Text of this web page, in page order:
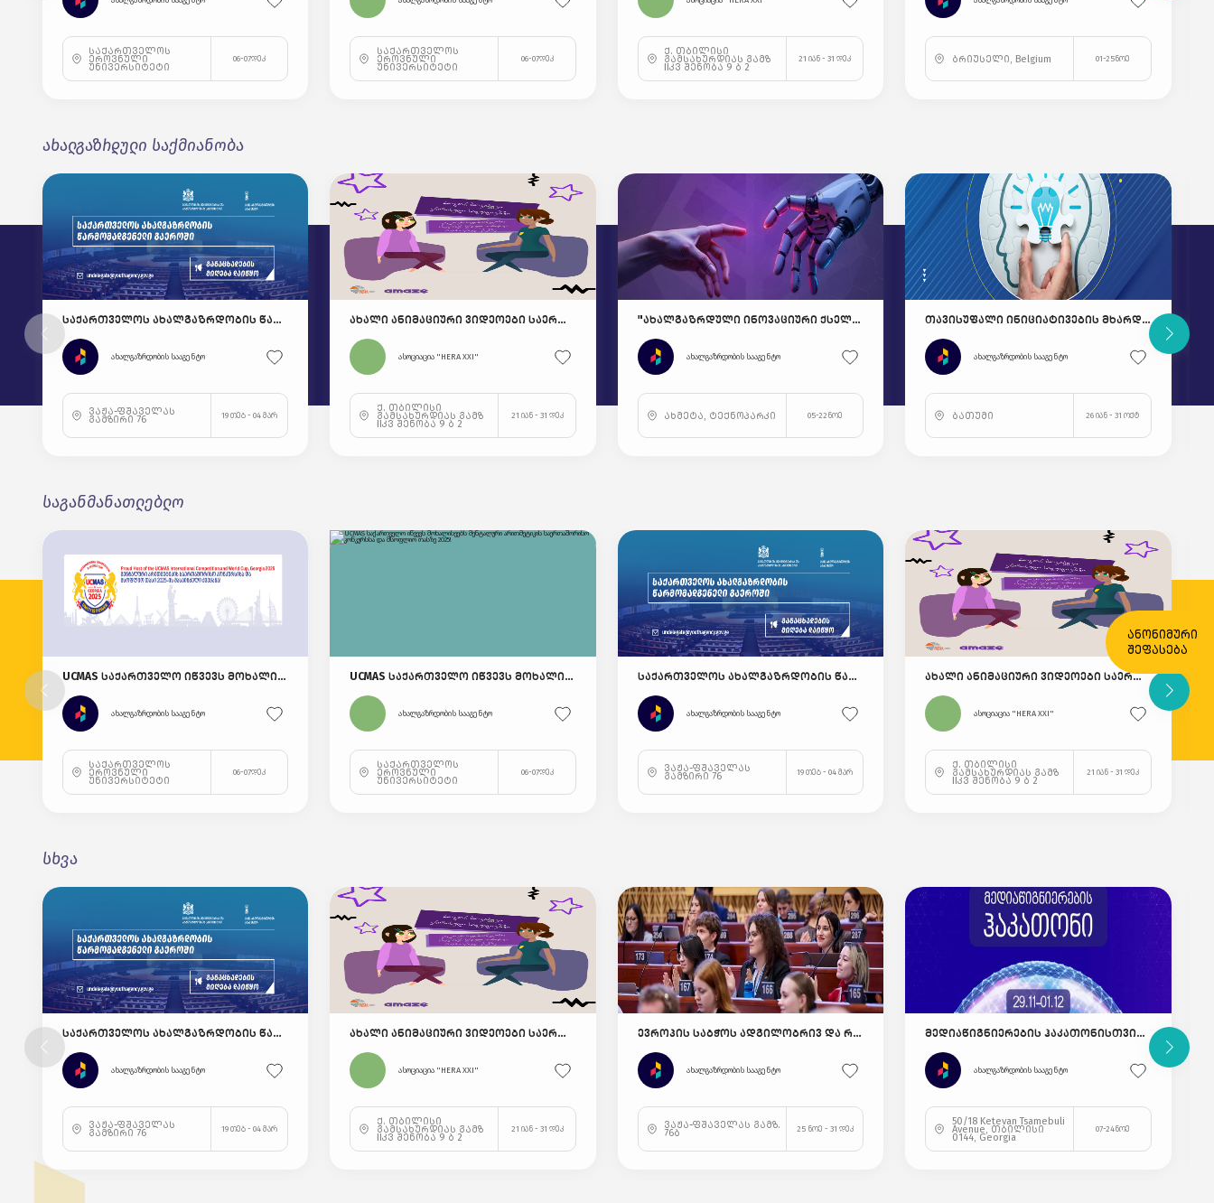
ანონიმური
შეფასება
საქართველოს
ეროვნული
უნივერსიტეტი
06-07დეკ
საქართველოს
ეროვნული
უნივერსიტეტი
06-07დეკ
ქ. თბილისი
გამსახურდიას გამზ
IIკვ შენობა 9 ბ 2
21 იან - 31 დეკ ბრიუსელი, Belgium 01-25ნოე
ახალგაზრდული საქმიანობა
საქართველოს ახალგაზრდობის წარმომადგენელი გაეროში
ახალგაზრდობის სააგენტო
ვაჟა-ფშაველას
გამზირი 76 19 თებ - 04 მარ
ახალი ანიმაციური ვიდეოები საერთაშორისო ჯილდოს ფარგლებში! 🎥🏆
ასოციაცია "HERA XXI"
ქ. თბილისი
გამსახურდიას გამზ
IIკვ შენობა 9 ბ 2
21 იან - 31 დეკ
"ახალგაზრდული ინოვაციური ქსელი" - მონაწილეთა შერჩევას იწყებს
ახალგაზრდობის სააგენტო
ახმეტა, ტექნოპარკი 05-22ნოე
თავისუფალი ინიციატივების მხარდაჭერა 2024!
ახალგაზრდობის სააგენტო
ბათუმი 26 იან - 31 ოქტ
საგანმანათლებლო
UCMAS საქართველო იწვევს მოხალისეებს მენტალური არითმეტიკის საერთაშორისო კონკურსსა და მსოფლიო თასზე 2025!
ახალგაზრდობის სააგენტო
საქართველოს
ეროვნული
უნივერსიტეტი
06-07დეკ
UCMAS საქართველო იწვევს მოხალისეებს მენტალური არითმეტიკის საერთაშორისო კონკურსსა და მსოფლიო თასზე 2025!
ახალგაზრდობის სააგენტო
საქართველოს
ეროვნული
უნივერსიტეტი
06-07დეკ
საქართველოს ახალგაზრდობის წარმომადგენელი გაეროში
ახალგაზრდობის სააგენტო
ვაჟა-ფშაველას
გამზირი 76 19 თებ - 04 მარ
ახალი ანიმაციური ვიდეოები საერთაშორისო ჯილდოს ფარგლებში! 🎥🏆
ასოციაცია "HERA XXI"
ქ. თბილისი
გამსახურდიას გამზ
IIკვ შენობა 9 ბ 2
21 იან - 31 დეკ
სხვა
საქართველოს ახალგაზრდობის წარმომადგენელი გაეროში
ახალგაზრდობის სააგენტო
ვაჟა-ფშაველას
გამზირი 76 19 თებ - 04 მარ
ახალი ანიმაციური ვიდეოები საერთაშორისო ჯილდოს ფარგლებში! 🎥🏆
ასოციაცია "HERA XXI"
ქ. თბილისი
გამსახურდიას გამზ
IIკვ შენობა 9 ბ 2
21 იან - 31 დეკ
ევროპის საბჭოს ადგილობრივ და რეგიონულ ხელისუფლებათა კონგრესის ინიციატივის - “Rejuvenating Politics” - ფარგლებში, ახალგაზრდა დელეგატების შესარჩევად კონკურსი გამოცხადდა
ახალგაზრდობის სააგენტო
ვაჟა-ფშაველას გამზ.
76ბ 25 ნოე - 31 დეკ
მედიაწიგნიერების ჰაკათონისთვის მონაწილეთა რეგისტრაცია დაიწყო!
ახალგაზრდობის სააგენტო
50/18 Ketevan Tsamebuli
Avenue, თბილისი
0144, Georgia
07-24ნოე